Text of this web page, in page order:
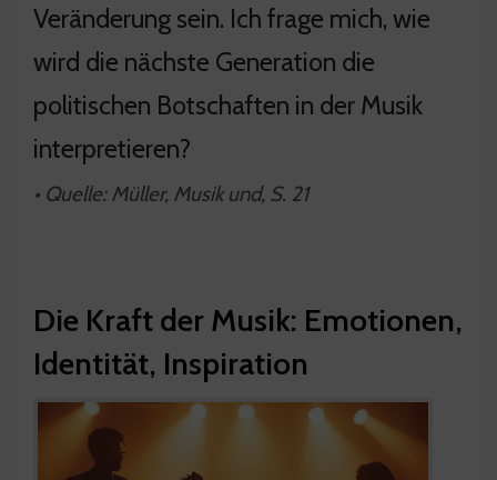
Veränderung sein. Ich frage mich, wie
wird die nächste Generation die
politischen Botschaften in der Musik
interpretieren?
• Quelle: Müller, Musik und, S. 21
Die Kraft der Musik: Emotionen,
Identität, Inspiration